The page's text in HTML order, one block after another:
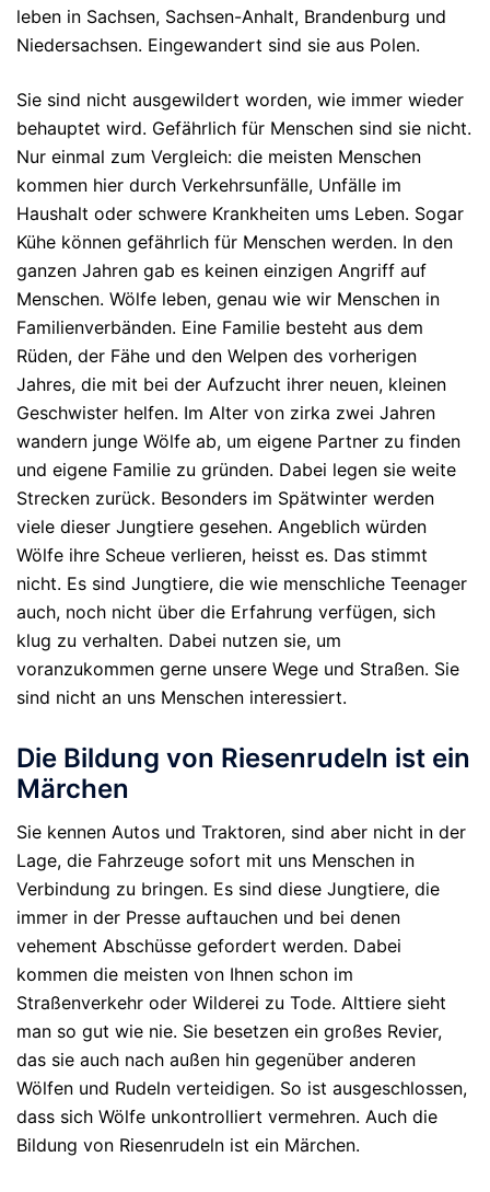
leben in Sachsen, Sachsen-Anhalt, Brandenburg und
Niedersachsen. Eingewandert sind sie aus Polen.
Sie sind nicht ausgewildert worden, wie immer wieder
behauptet wird. Gefährlich für Menschen sind sie nicht.
Nur einmal zum Vergleich: die meisten Menschen
kommen hier durch Verkehrsunfälle, Unfälle im
Haushalt oder schwere Krankheiten ums Leben. Sogar
Kühe können gefährlich für Menschen werden. In den
ganzen Jahren gab es keinen einzigen Angriff auf
Menschen. Wölfe leben, genau wie wir Menschen in
Familienverbänden. Eine Familie besteht aus dem
Rüden, der Fähe und den Welpen des vorherigen
Jahres, die mit bei der Aufzucht ihrer neuen, kleinen
Geschwister helfen. Im Alter von zirka zwei Jahren
wandern junge Wölfe ab, um eigene Partner zu finden
und eigene Familie zu gründen. Dabei legen sie weite
Strecken zurück. Besonders im Spätwinter werden
viele dieser Jungtiere gesehen. Angeblich würden
Wölfe ihre Scheue verlieren, heisst es. Das stimmt
nicht. Es sind Jungtiere, die wie menschliche Teenager
auch, noch nicht über die Erfahrung verfügen, sich
klug zu verhalten. Dabei nutzen sie, um
voranzukommen gerne unsere Wege und Straßen. Sie
sind nicht an uns Menschen interessiert.
Die Bildung von Riesenrudeln ist ein
Märchen
Sie kennen Autos und Traktoren, sind aber nicht in der
Lage, die Fahrzeuge sofort mit uns Menschen in
Verbindung zu bringen. Es sind diese Jungtiere, die
immer in der Presse auftauchen und bei denen
vehement Abschüsse gefordert werden. Dabei
kommen die meisten von Ihnen schon im
Straßenverkehr oder Wilderei zu Tode. Alttiere sieht
man so gut wie nie. Sie besetzen ein großes Revier,
das sie auch nach außen hin gegenüber anderen
Wölfen und Rudeln verteidigen. So ist ausgeschlossen,
dass sich Wölfe unkontrolliert vermehren. Auch die
Bildung von Riesenrudeln ist ein Märchen.